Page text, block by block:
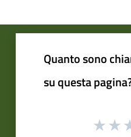
Quanto sono
su questa